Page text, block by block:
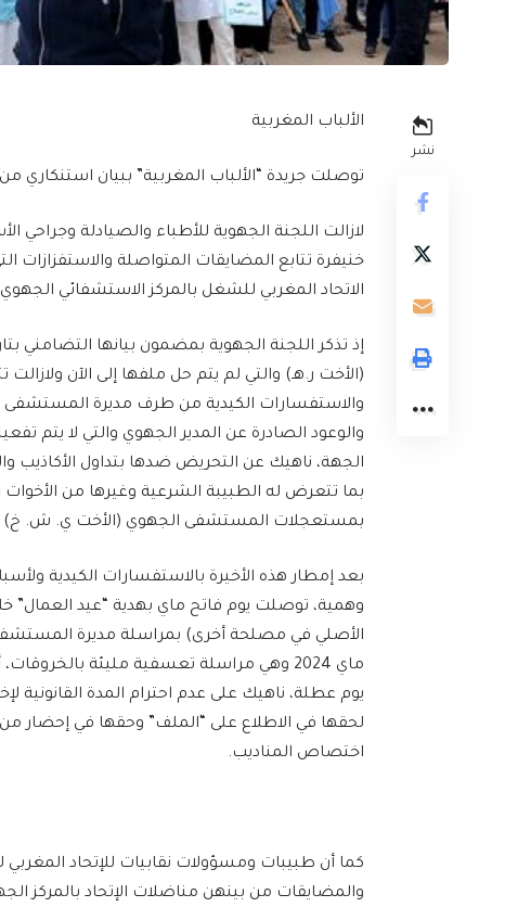
نشر
الألباب المغربية
توصلت جريدة “الألباب المغربية” ببيان استنكاري
لازالت اللجنة الجهوية للأطباء والصيادلة
خنيفرة تتابع المضايقات المتواصلة
الاتحاد المغربي للشغل بالمركز الاستشفائي
(الأخت ر.هـ) والتي لم يتم حل ملفها إلى الآن
والاستفسارات الكيدية من طرف مديرة المستشفى
والوعود الصادرة عن المدير الجهوي والتي لا يتم
الجهة، ناهيك عن التحريض ضدها بتداول الأكاذيب
بما تتعرض له الطبيبة الشرعية وغيرها من
بمستعجلات المستشفى الجهوي (الأخت ي. ش. خ)
بعد إمطار هذه الأخيرة بالاستفسارات الكيدية
وهمية، توصلت يوم فاتح ماي بهدية “عيد العمال”
يوم عطلة، ناهيك على عدم احترام المدة القانونية
لحقها في الاطلاع على “الملف” وحقها في إحضار
اختصاص المناديب.
كما أن طبيبات ومسؤولات نقابيات للإتحاد
والمضايقات من بينهن مناضلات الإتحاد بالمركز